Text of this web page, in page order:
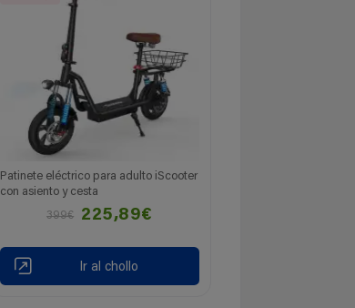
Patinete eléctrico para adulto iScooter
con asiento y cesta
399€
225,89€
Ir al chollo